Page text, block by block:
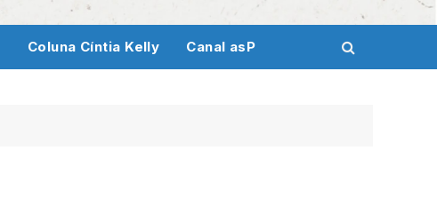
Coluna Cíntia Kelly Canal asP